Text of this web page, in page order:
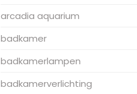
arcadia aquarium
badkamer
badkamerlampen
badkamerverlichting